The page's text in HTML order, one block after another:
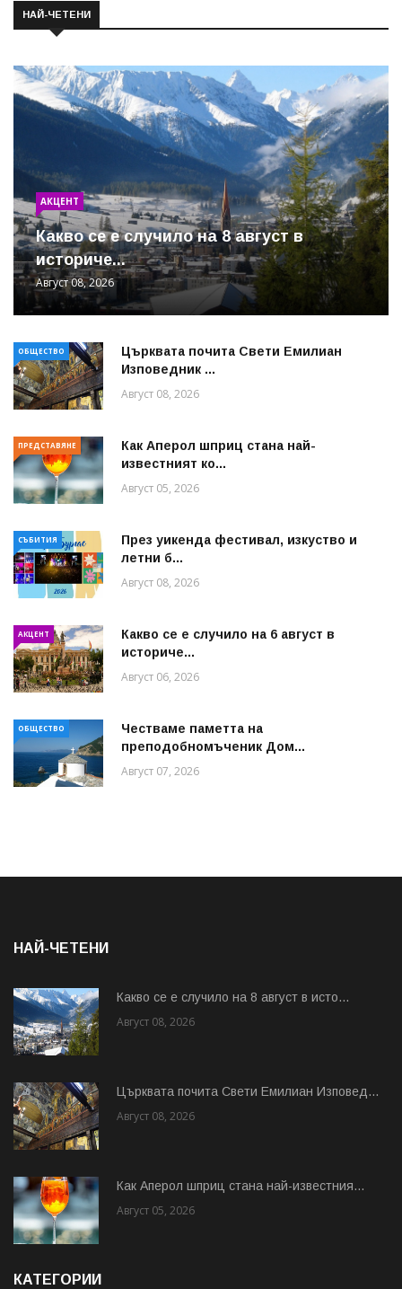
НАЙ-ЧЕТЕНИ
АКЦЕНТ
Какво се е случило на 8 август в
историче...
Август 08, 2026
ОБЩЕСТВО
Църквата почита Свeти Емилиан
Изповедник ...
Август 08, 2026
ПРЕДСТАВЯНЕ
Как Аперол шприц стана най-
известният ко...
Август 05, 2026
СЪБИТИЯ
През уикенда фестивал, изкуство и
летни б...
Август 08, 2026
АКЦЕНТ
Какво се е случило на 6 август в
историче...
Август 06, 2026
ОБЩЕСТВО
Честваме паметта на
преподобномъченик Дом...
Август 07, 2026
НАЙ-ЧЕТЕНИ
Какво се е случило на 8 август в исто...
Август 08, 2026
Църквата почита Свeти Емилиан Изповед...
Август 08, 2026
Как Аперол шприц стана най-известния...
Август 05, 2026
КАТЕГОРИИ